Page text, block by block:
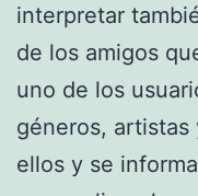
interpretar
de los amigos
uno de los
géneros,
ellos y se